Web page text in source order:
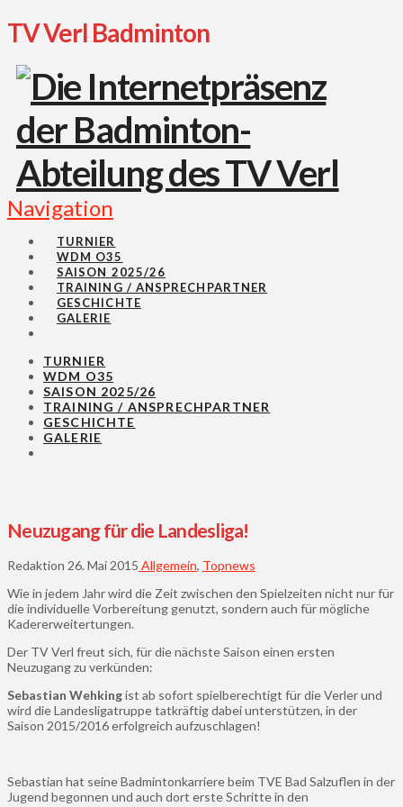
TV Verl Badminton
Navigation
TURNIER
WDM O35
SAISON 2025/26
TRAINING / ANSPRECHPARTNER
GESCHICHTE
GALERIE
TURNIER
WDM O35
SAISON 2025/26
TRAINING / ANSPRECHPARTNER
GESCHICHTE
GALERIE
Neuzugang für die Landesliga!
Redaktion 26. Mai 2015 Allgemein, Topnews
Wie in jedem Jahr wird die Zeit zwischen den Spielzeiten nicht nur für
die individuelle Vorbereitung genutzt, sondern auch für mögliche
Kadererweitertungen.
Der TV Verl freut sich, für die nächste Saison einen ersten
Neuzugang zu verkünden:
Sebastian Wehkingist ab sofort spielberechtigt für die Verler und
wird die Landesligatruppe tatkräftig dabei unterstützen, in der
Saison 2015/2016 erfolgreich aufzuschlagen!
Sebastian hat seine Badmintonkarriere beim TVE Bad Salzuflen in der
Jugend begonnen und auch dort erste Schritte in den